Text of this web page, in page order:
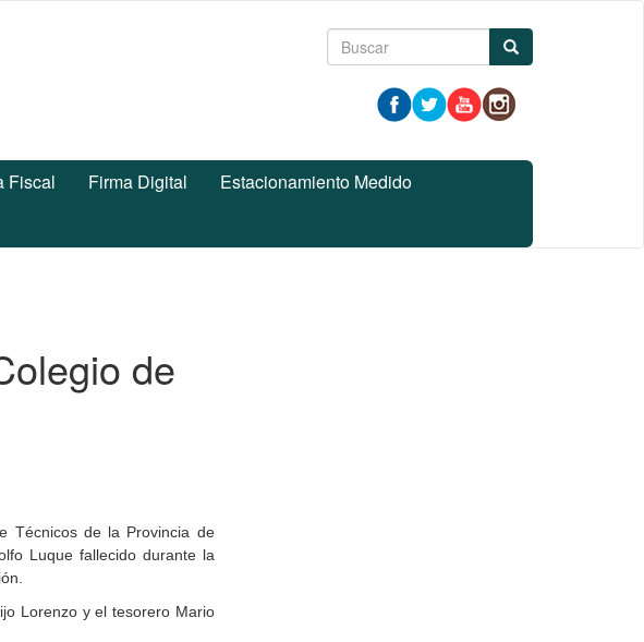
Formulario
búsqueda
Fiscal Firma Digital
Estacionamiento Medido
de
Técnicos de la Provincia de
Luque fallecido durante la
Lorenzo y el tesorero Mario